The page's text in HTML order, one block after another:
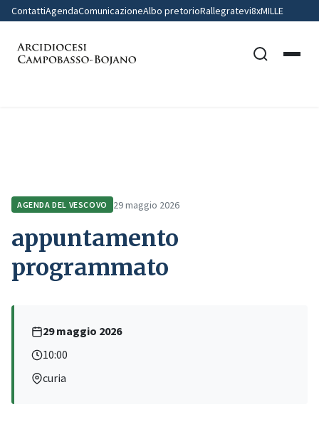
ContattiAgendaComunicazioneAlbo pretorioRallegratevi8xMILLE
AGENDA DEL VESCOVO 29 maggio 2026
appuntamento
programmato
29 maggio 2026
10:00
curia